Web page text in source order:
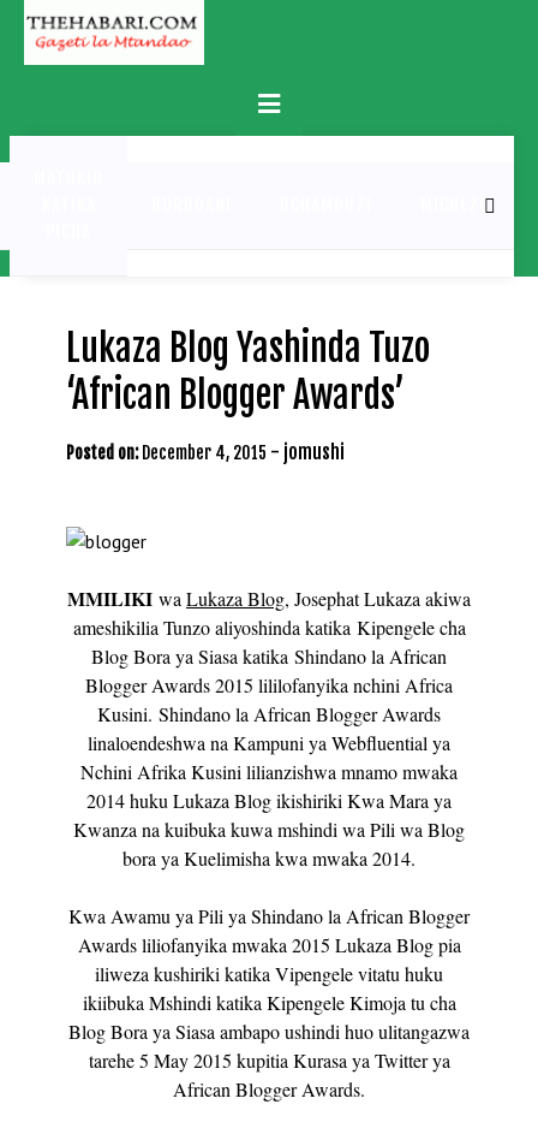
Skip
content
Primary
Menu
MICHEZO
Lukaza Blog Yashinda Tuzo
‘African Blogger Awards’
Posted on: December 4, 2015 - jomushi
MMILIKI wa Lukaza Blog, Josephat Lukaza akiwa
ameshikilia Tunzo aliyoshinda katika Kipengele cha
Blog Bora ya Siasa katika Shindano la African
Blogger Awards 2015 lililofanyika nchini Africa
Kusini. Shindano la African Blogger Awards
linaloendeshwa na Kampuni ya Webfluential ya
Nchini Afrika Kusini lilianzishwa mnamo mwaka
2014 huku Lukaza Blog ikishiriki Kwa Mara ya
Kwanza na kuibuka kuwa mshindi wa Pili wa Blog
bora ya Kuelimisha kwa mwaka 2014.
Kwa Awamu ya Pili ya Shindano la African Blogger
Awards liliofanyika mwaka 2015 Lukaza Blog pia
iliweza kushiriki katika Vipengele vitatu huku
ikiibuka Mshindi katika Kipengele Kimoja tu cha
Blog Bora ya Siasa ambapo ushindi huo ulitangazwa
tarehe 5 May 2015 kupitia Kurasa ya Twitter ya
African Blogger Awards.